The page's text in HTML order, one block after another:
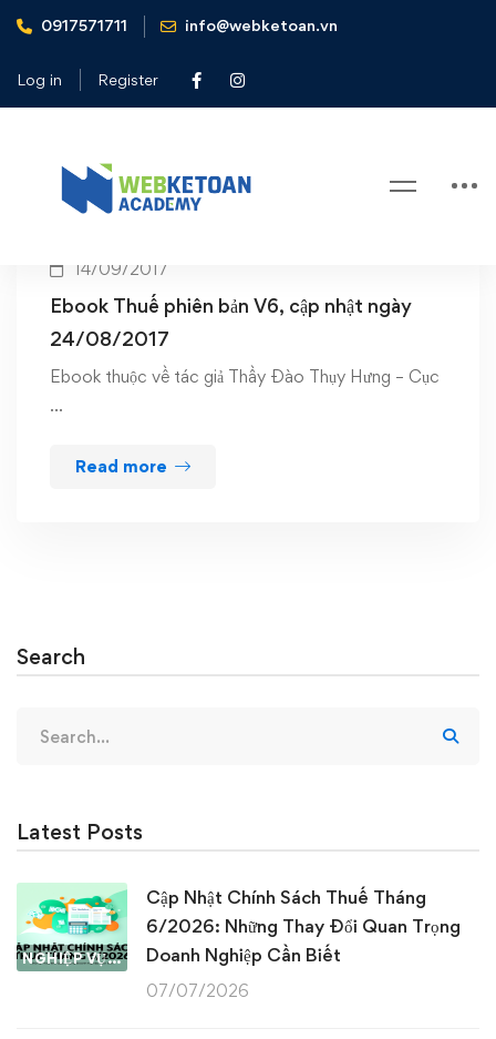
0917571711 info@webketoan.vn
Log in Register
Home cập nhật ngày 24/08/2017
Tag: cập nhật ngày 24/08/2017
14/09/2017
Ebook Thuế phiên bản V6, cập nhật ngày
24/08/2017
Ebook thuộc về tác giả Thầy Đào Thụy Hưng – Cục
…
Read more
Search
for:
Latest Posts
NGHIỆP VỤ KẾ TOÁN & THUẾ
Cập Nhật Chính Sách Thuế Tháng
6/2026: Những Thay Đổi Quan Trọng
Doanh Nghiệp Cần Biết
07/07/2026